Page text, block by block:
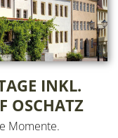
INKL.
OSCHATZ
Momente.